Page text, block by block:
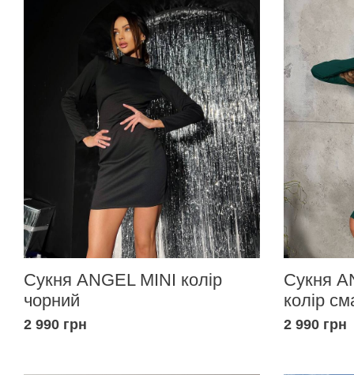
Сукня ANGEL MINI колір
чорний
2 990 грн
Сукня
колір
2 990 грн